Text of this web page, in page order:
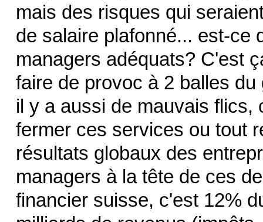
mais des risques qui
de salaire plafonné... est-ce
managers adéquats? C'est
faire de provoc à 2 balles
il y a aussi de mauvais flics,
fermer ces services ou tout
résultats globaux des
managers à la tête de ces
financier suisse, c'est 12%